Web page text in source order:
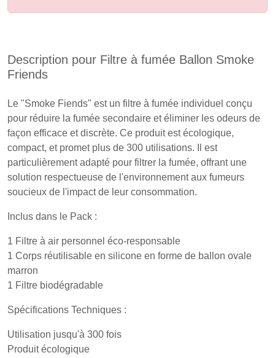
Description pour Filtre à fumée Ballon Smoke
Friends
Le "Smoke Fiends" est un filtre à fumée individuel conçu
pour réduire la fumée secondaire et éliminer les odeurs de
façon efficace et discrète. Ce produit est écologique,
compact, et promet plus de 300 utilisations. Il est
particulièrement adapté pour filtrer la fumée, offrant une
solution respectueuse de l'environnement aux fumeurs
soucieux de l'impact de leur consommation.
Inclus dans le Pack :
1 Filtre à air personnel éco-responsable
1 Corps réutilisable en silicone en forme de ballon ovale
marron
1 Filtre biodégradable
Spécifications Techniques :
Utilisation jusqu'à 300 fois
Produit écologique